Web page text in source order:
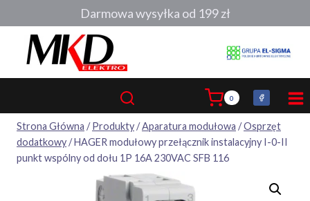
do
0
Strona Główna / Produkty/Aparatura modułowa /Osprzęt
dodatkowy/HAGER modułowy przełącznik instalacyjny I-0-II
punkt wspólny od dołu 1P 16A 230VAC SFB 116
Darmowa wysyłka od 199 zł